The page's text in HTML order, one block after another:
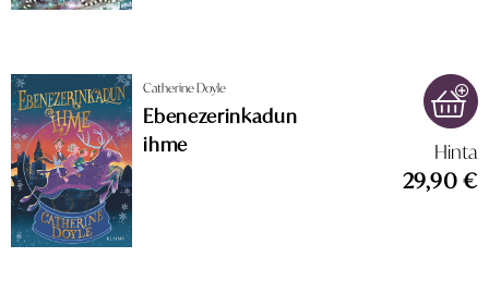
Hinta
29,90 €
Catherine Doyle
Ebenezerinkadun
ihme